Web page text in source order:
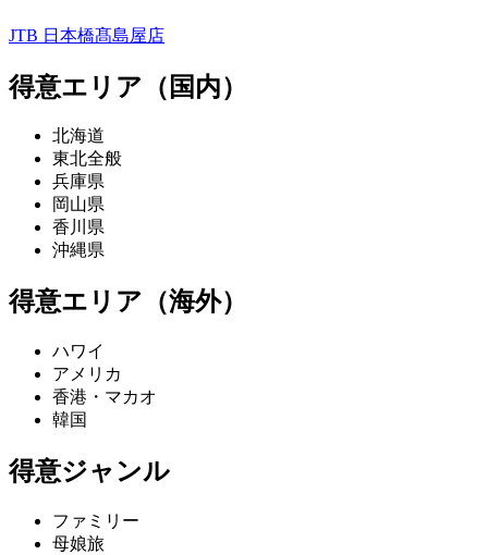
JTB 日本橋髙島屋店
得意エリア（国内）
北海道
東北全般
兵庫県
岡山県
香川県
沖縄県
得意エリア（海外）
ハワイ
アメリカ
香港・マカオ
韓国
得意ジャンル
ファミリー
母娘旅